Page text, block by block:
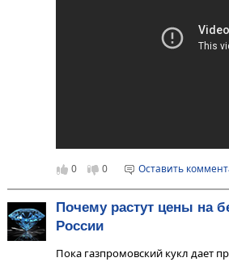
0 0 Оставить
Почему растут цены на
России
Пока газпромовский кукл дает